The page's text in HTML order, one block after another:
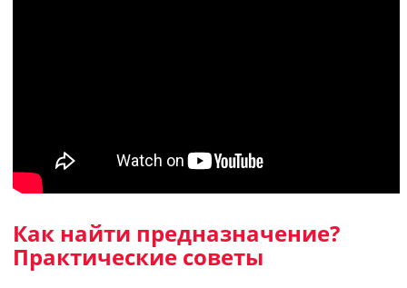
Как найти предназначение?
Практические советы